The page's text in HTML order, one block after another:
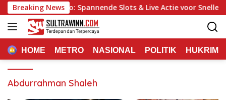
Langsung
ke
konten
Breaking News
Luck Casino: Spannende Slots & Live Actie voor Snelle
HOME METRO NASIONAL POLITIK HUKRIM
Abdurrahman Shaleh